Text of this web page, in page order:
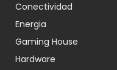
Conectividad
Energia
Gaming House
Hardware